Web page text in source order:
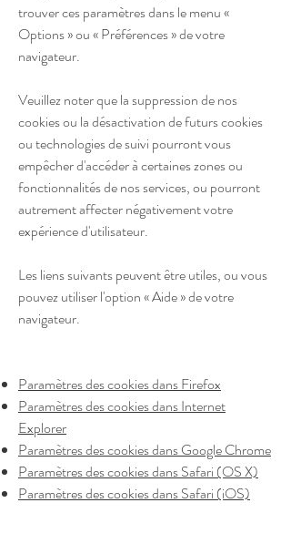
trouver ces paramètres dans le menu «
Options » ou « Préférences » de votre
navigateur.
Veuillez noter que la suppression de nos
cookies ou la désactivation de futurs cookies
ou technologies de suivi pourront vous
empêcher d'accéder à certaines zones ou
fonctionnalités de nos services, ou pourront
autrement affecter négativement votre
expérience d'utilisateur.
Les liens suivants peuvent être utiles, ou vous
pouvez utiliser l'option « Aide » de votre
navigateur.
Paramètres des cookies dans Firefox
Paramètres des cookies dans Internet
Explorer
Paramètres des cookies dans Google Chrome
Paramètres des cookies dans Safari (OS X)
Paramètres des cookies dans Safari (iOS)